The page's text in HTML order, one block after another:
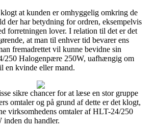
at kunden er omhyggelig omkring de
der har betydning for ordren, eksempelvis
forretningen lover. I relation til det er det
at man til enhver tid bevarer ens
fremadrettet vil kunne bevidne sin
250 Halogenpære 250W, uafhængig om
en kvinde eller mand.
sikre chancer for at læse en stor gruppe
omtaler og på grund af dette er det klogt,
virksomhedens omtaler af HLT-24/250
du handler.